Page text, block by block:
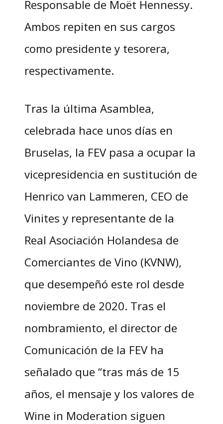
Responsable de Moët Hennessy.
Ambos repiten en sus cargos
como presidente y tesorera,
respectivamente.
Tras la última Asamblea,
celebrada hace unos días en
Bruselas, la FEV pasa a ocupar la
vicepresidencia en sustitución de
Henrico van Lammeren, CEO de
Vinites y representante de la
Real Asociación Holandesa de
Comerciantes de Vino (KVNW),
que desempeñó este rol desde
noviembre de 2020. Tras el
nombramiento, el director de
Comunicación de la FEV ha
señalado que “tras más de 15
años, el mensaje y los valores de
Wine in Moderation siguen